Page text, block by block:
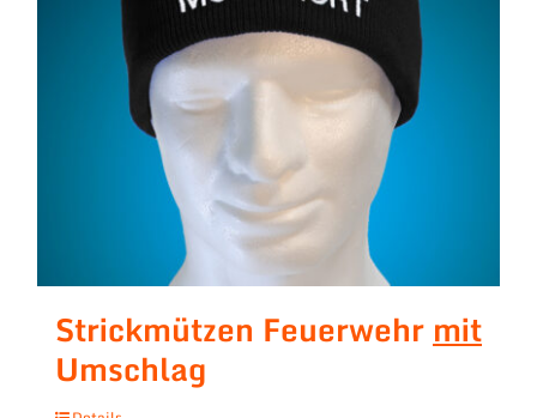
Strickmützen Feuerwehr mit
Umschlag